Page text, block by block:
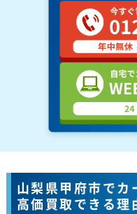
山梨県甲府市でカ
高価買取できる理